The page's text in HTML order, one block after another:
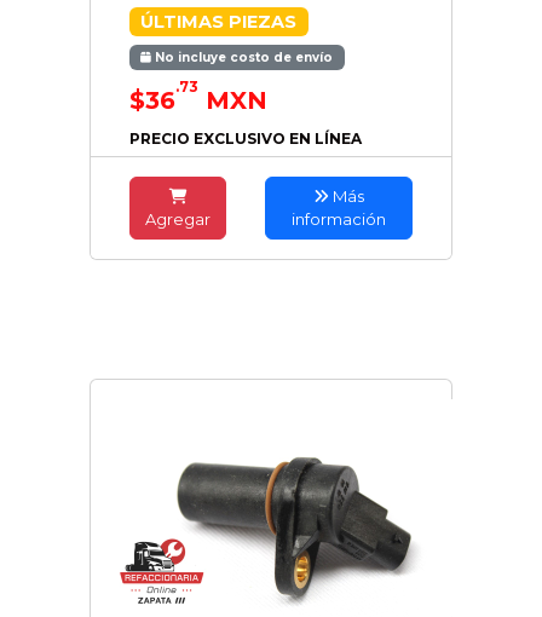
ÚLTIMAS PIEZAS
No incluye costo de envío
$36.73 MXN
PRECIO EXCLUSIVO EN LÍNEA
Agregar
Más
información